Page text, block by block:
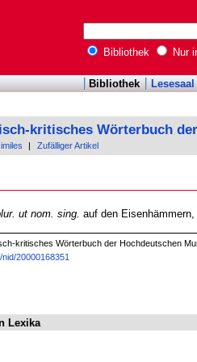
Bibliothek Nur
Bibliothek Lesesaal
kritisches Wörterbuch
Zufälliger Artikel
ut nom. sing. auf den
kritisches Wörterbuch der Hochdeutschen
20000168351
Lexika